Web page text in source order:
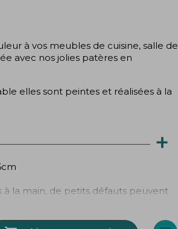
à vos meubles de cuisine, salle de
avec nos jolies patères en
elles sont peintes et réalisées à la
+
la main, de petits défauts peuvent